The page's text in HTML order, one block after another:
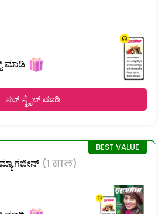
ಮಾಡಿ
ಸಬ್ ಸ್ಕ್ರೈಬ್ ಮಾಡಿ
(1 साल)